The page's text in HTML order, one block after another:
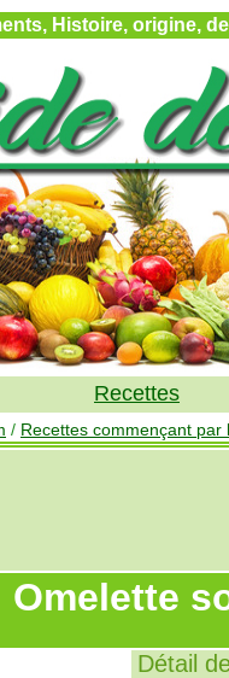
Histoire, origine,
Recettes
/ Recettes commençant par
Omelette
Détail